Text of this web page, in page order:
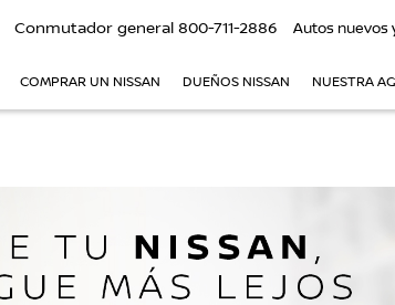
Conmutador general 800-711-2886 Autos nuevos
COMPRAR UN NISSAN DUEÑOS NISSAN NUESTRA